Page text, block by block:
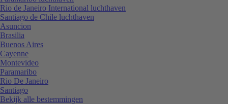
Rio de Janeiro International luchthaven
Santiago de Chile luchthaven
Asuncion
Brasilia
Buenos Aires
Cayenne
Montevideo
Paramaribo
Rio De Janeiro
Santiago
Bekijk alle bestemmingen